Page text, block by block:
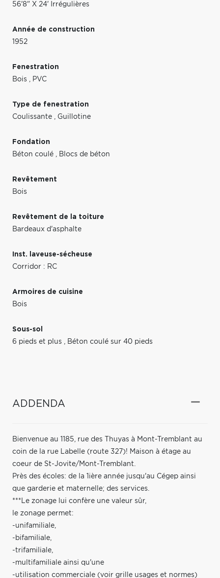
56'8" X 24' Irrégulières
Année de construction
1952
Fenestration
Bois , PVC
Type de fenestration
Coulissante , Guillotine
Fondation
Béton coulé , Blocs de béton
Revêtement
Bois
Revêtement de la toiture
Bardeaux d'asphalte
Inst. laveuse-sécheuse
Corridor : RC
Armoires de cuisine
Bois
Sous-sol
6 pieds et plus , Béton coulé sur 40 pieds
ADDENDA
Bienvenue au 1185, rue des Thuyas à Mont-Tremblant au
coin de la rue Labelle (route 327)! Maison à étage au
coeur de St-Jovite/Mont-Tremblant.
Près des écoles: de la 1ière année jusqu'au Cégep ainsi
que garderie et maternelle; des services.
***Le zonage lui confère une valeur sûr,
le zonage permet:
-unifamiliale,
-bifamiliale,
-trifamiliale,
-multifamiliale ainsi qu'une
-utilisation commerciale (voir grille usages et normes)